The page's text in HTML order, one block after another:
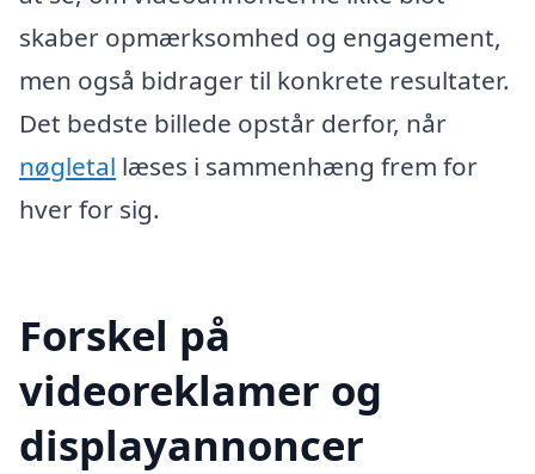
skaber opmærksomhed og engagement,
men også bidrager til konkrete resultater.
Det bedste billede opstår derfor, når
nøgletal læses i sammenhæng frem for
hver for sig.
Forskel på
videoreklamer og
displayannoncer